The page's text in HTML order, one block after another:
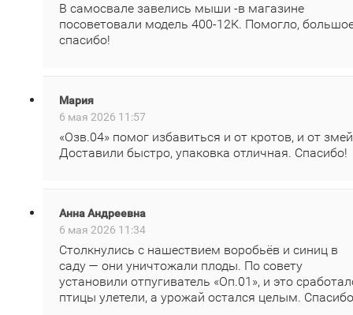
В самосвале завелись мыши -в магазине
посоветовали модель 400‑12К. Помогло,
спасибо!
Мария
6 мая 2026 11:57
«Озв.04» помог избавиться и от кротов, и от
Доставили быстро, упаковка отличная. Спасибо!
Анна Андреевна
6 мая 2026 11:34
Столкнулись с нашествием воробьёв и синиц в
саду — они уничтожали плоды. По совету
установили отпугиватель «Оп.01», и это
птицы улетели, а урожай остался целым.